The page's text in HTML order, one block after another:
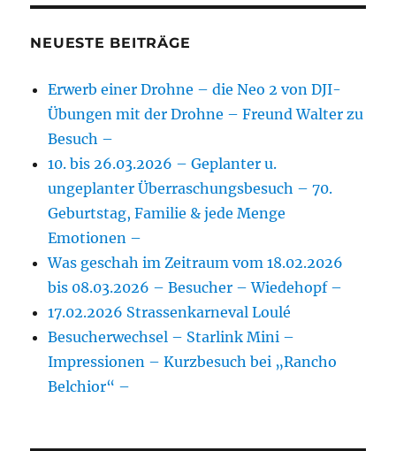
NEUESTE BEITRÄGE
Erwerb einer Drohne – die Neo 2 von DJI-
Übungen mit der Drohne – Freund Walter zu
Besuch –
10. bis 26.03.2026 – Geplanter u.
ungeplanter Überraschungsbesuch – 70.
Geburtstag, Familie & jede Menge
Emotionen –
Was geschah im Zeitraum vom 18.02.2026
bis 08.03.2026 – Besucher – Wiedehopf –
17.02.2026 Strassenkarneval Loulé
Besucherwechsel – Starlink Mini –
Impressionen – Kurzbesuch bei „Rancho
Belchior“ –